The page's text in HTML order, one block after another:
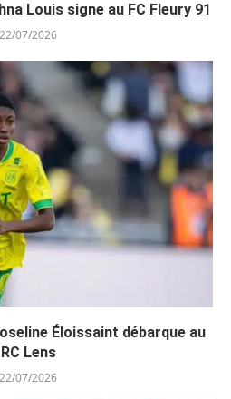
Louis signe au FC Fleury 91
22/07/2026
Éloissaint débarque au
RC Lens
22/07/2026